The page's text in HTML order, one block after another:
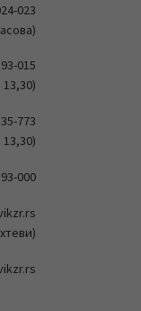
023
015
773
000